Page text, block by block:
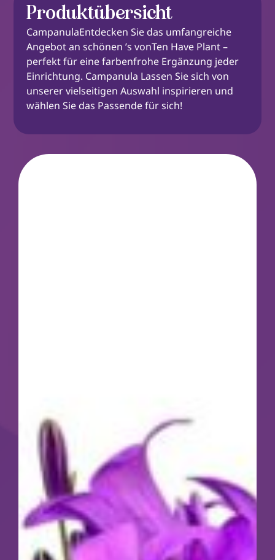
Produktübersicht
CampanulaEntdecken Sie das umfangreiche
Angebot an schönen ’s vonTen Have Plant –
perfekt für eine farbenfrohe Ergänzung jeder
Einrichtung. Campanula Lassen Sie sich von
unserer vielseitigen Auswahl inspirieren und
wählen Sie das Passende für sich!